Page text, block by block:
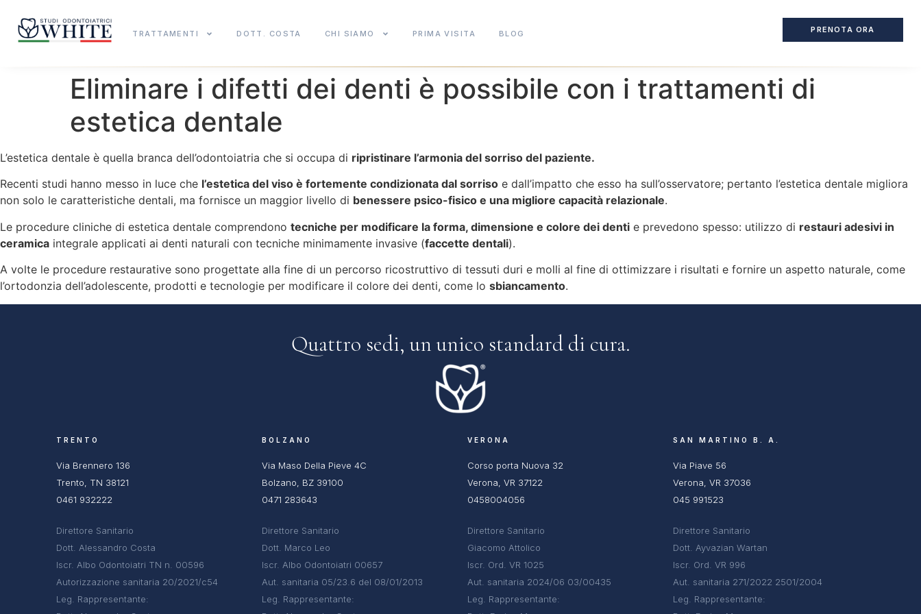
TRATTAMENTI DOTT. COSTA CHI SIAMO PRIMA VISITA BLOG PRENOTA ORA
Eliminare i difetti dei denti è possibile con i trattamenti di
estetica dentale
L’estetica dentale è quella branca dell’odontoiatria che si occupa di ripristinare l’armonia del sorriso del paziente.
Recenti studi hanno messo in luce che l’estetica del viso è fortemente condizionata dal sorriso e dall’impatto che esso ha sull’osservatore; pertanto l’estetica dentale migliora
non solo le caratteristiche dentali, ma fornisce un maggior livello di benessere psico-fisico e una migliore capacità relazionale.
Le procedure cliniche di estetica dentale comprendono tecniche per modificare la forma, dimensione e colore dei denti e prevedono spesso: utilizzo di restauri adesivi in
ceramica integrale applicati ai denti naturali con tecniche minimamente invasive (faccette dentali).
A volte le procedure restaurative sono progettate alla fine di un percorso ricostruttivo di tessuti duri e molli al fine di ottimizzare i risultati e fornire un aspetto naturale, come
l’ortodonzia dell’adolescente, prodotti e tecnologie per modificare il colore dei denti, come lo sbiancamento.
Quattro sedi, ununico standard di cura.
TRENTO
Via Brennero 136
Trento, TN 38121
0461 932222
BOLZANO
Via Maso Della Pieve 4C
Bolzano, BZ 39100
0471 283643
VERONA
Corso porta Nuova 32
Verona, VR 37122
0458004056
SAN MARTINO B. A.
Via Piave 56
Verona, VR 37036
045 991523
Direttore Sanitario
Dott. Alessandro Costa
Iscr. Albo Odontoiatri TN n. 00596
Autorizzazione sanitaria 20/2021/c54
Leg. Rappresentante:
Direttore Sanitario
Dott. Marco Leo
Iscr. Albo Odontoiatri 00657
Aut. sanitaria 05/23.6 del 08/01/2013
Leg. Rappresentante:
Direttore Sanitario
Giacomo Attolico
Iscr. Ord. VR 1025
Aut. sanitaria 2024/06 03/00435
Leg. Rappresentante:
Direttore Sanitario
Dott. Ayvazian Wartan
Iscr. Ord. VR 996
Aut. sanitaria 271/2022 2501/2004
Leg. Rappresentante: